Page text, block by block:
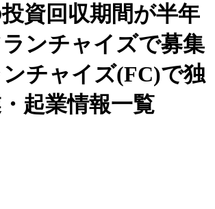
資回収期間が半年
ンチャイズで募集
チャイズ(FC)で独
起業情報一覧